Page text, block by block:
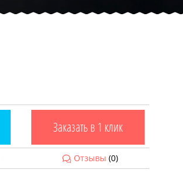
Заказать в 1 клик
Отзывы (0)